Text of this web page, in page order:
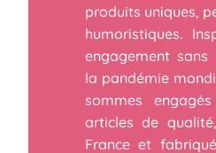
produits uniques,
humoristiques.
engagement
la pandémie
sommes
articles de
France et